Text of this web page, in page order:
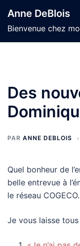
au
contenu
Anne DeBlois
Bienvenue chez
Des
PAR ANNE DEBLOIS
Quel bonheur de
belle entrevue à
le réseau COGECO.
Je vous laisse